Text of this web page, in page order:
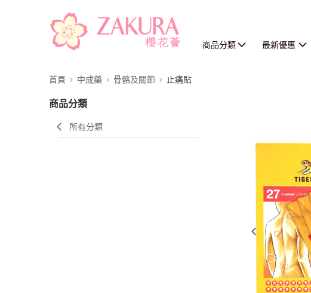
商品分類 最新優惠
首頁 中成藥 骨骼及關節 止痛貼
商品分類
所有分類